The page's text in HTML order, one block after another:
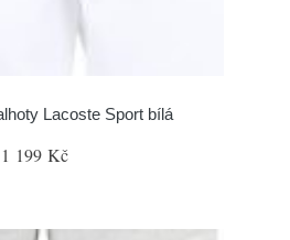
Lacoste Sport bílá
1 199 Kč